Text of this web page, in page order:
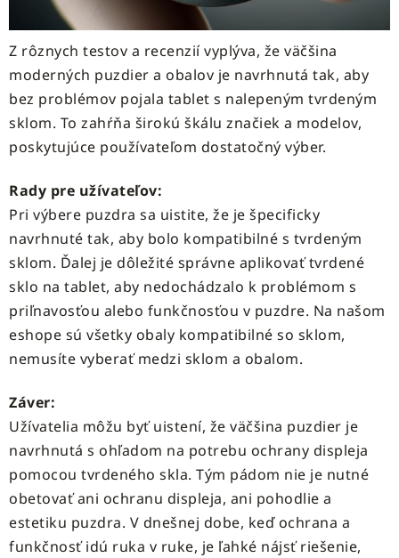
Z rôznych testov a recenzií vyplýva, že väčšina
moderných puzdier a obalov je navrhnutá tak, aby
bez problémov pojala tablet s nalepeným tvrdeným
sklom. To zahŕňa širokú škálu značiek a modelov,
poskytujúce používateľom dostatočný výber.
Rady pre užívateľov:
Pri výbere puzdra sa uistite, že je špecificky
navrhnuté tak, aby bolo kompatibilné s tvrdeným
sklom. Ďalej je dôležité správne aplikovať tvrdené
sklo na tablet, aby nedochádzalo k problémom s
priľnavosťou alebo funkčnosťou v puzdre. Na našom
eshope sú všetky obaly kompatibilné so sklom,
nemusíte vyberať medzi sklom a obalom.
Záver:
Užívatelia môžu byť uistení, že väčšina puzdier je
navrhnutá s ohľadom na potrebu ochrany displeja
pomocou tvrdeného skla. Tým pádom nie je nutné
obetovať ani ochranu displeja, ani pohodlie a
estetiku puzdra. V dnešnej dobe, keď ochrana a
funkčnosť idú ruka v ruke, je ľahké nájsť riešenie,